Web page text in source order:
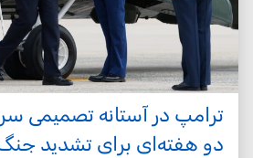
ترامپ در آستانه تصمیمی
دو هفته‌ای برای تشدید جنگ